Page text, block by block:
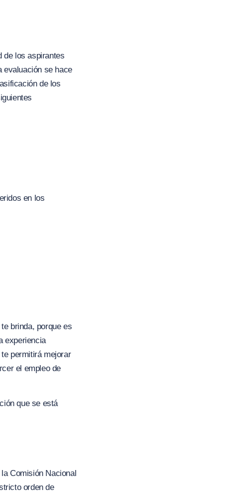
de los aspirantes
evaluación se hace
de los
en los
brinda, porque es
experiencia
permitirá mejorar
el empleo de
que se está
Comisión Nacional
orden de